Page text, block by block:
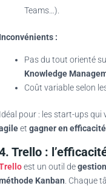
Teams…).
:
Pas du tout orienté
Knowledge
Coût variable selon
pour : les start-ups qui
et gagner en
Trello :
est un outil de
Kanban . Chaque